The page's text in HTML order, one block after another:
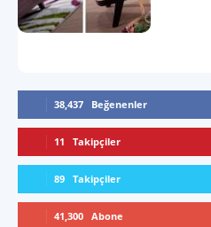
38,437 Beğenenler
11 Takipçiler
89 Takipçiler
41,300 Abone